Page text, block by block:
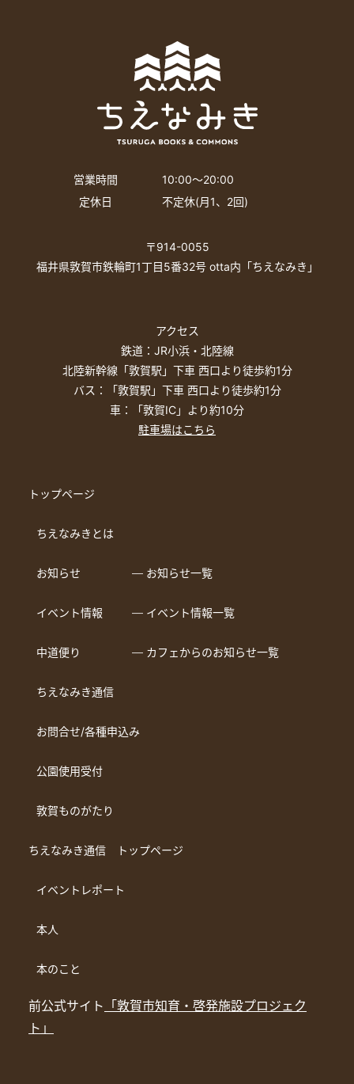
営業時間
10:00〜20:00
定休日
不定休(月1、2回)
〒914-0055
福井県敦賀市鉄輪町1丁目5番32号 otta内「ちえなみき」
アクセス
鉄道：JR小浜・北陸線
北陸新幹線「敦賀駅」下車 西口より徒歩約1分
バス：「敦賀駅」下車 西口より徒歩約1分
車：「敦賀IC」より約10分
駐車場はこちら
トップページ
ちえなみきとは
お知らせ ― お知らせ一覧
イベント情報 ― イベント情報一覧
中道便り ― カフェからのお知らせ一覧
ちえなみき通信
お問合せ/各種申込み
公園使用受付
敦賀ものがたり
ちえなみき通信 トップページ
イベントレポート
本人
本のこと
前公式サイト 「敦賀市知育・啓発施設プロジェク
ト」